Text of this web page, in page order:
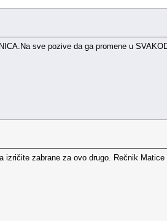
sve pozive da ga promene u
zabrane za ovo drugo. Rečnik